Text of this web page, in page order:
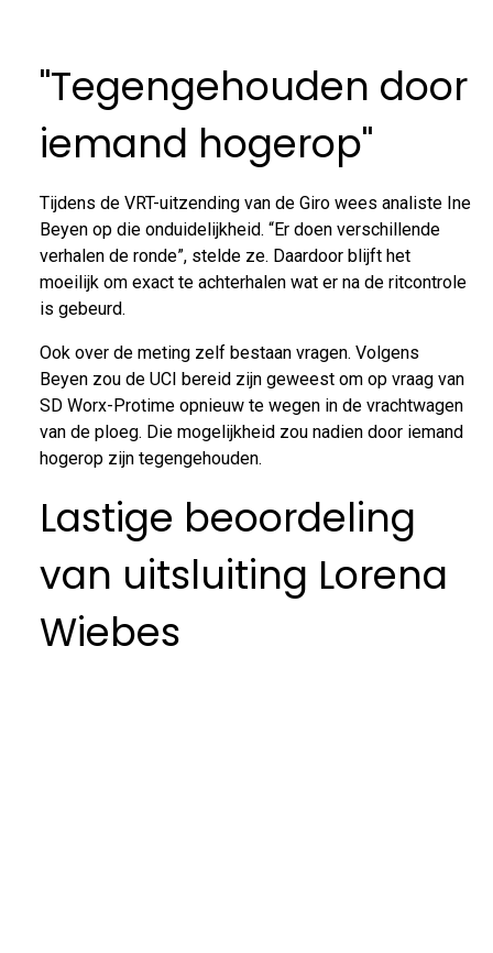
"Tegengehouden door
iemand hogerop"
Tijdens de VRT-uitzending van de Giro wees analiste Ine
Beyen op die onduidelijkheid. “Er doen verschillende
verhalen de ronde”, stelde ze. Daardoor blijft het
moeilijk om exact te achterhalen wat er na de ritcontrole
is gebeurd.
Ook over de meting zelf bestaan vragen. Volgens
Beyen zou de UCI bereid zijn geweest om op vraag van
SD Worx-Protime opnieuw te wegen in de vrachtwagen
van de ploeg. Die mogelijkheid zou nadien door iemand
hogerop zijn tegengehouden.
Lastige beoordeling
van uitsluiting Lorena
Wiebes